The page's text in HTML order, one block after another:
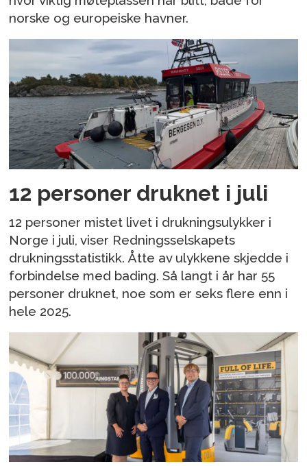
norske og europeiske havner.
12 personer druknet i juli
12 personer mistet livet i drukningsulykker i
Norge i juli, viser Redningsselskapets
drukningsstatistikk. Åtte av ulykkene skjedde i
forbindelse med bading. Så langt i år har 55
personer druknet, noe som er seks flere enn i
hele 2025.